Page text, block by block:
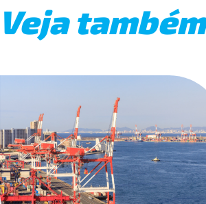
Veja também